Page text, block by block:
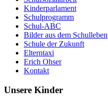
Kinderparlament
Schulprogramm
Schul-ABC
Bilder aus dem Schulleben
Schule der Zukunft
Elterntaxi
Erich Ohser
Kontakt
Unsere Kinder